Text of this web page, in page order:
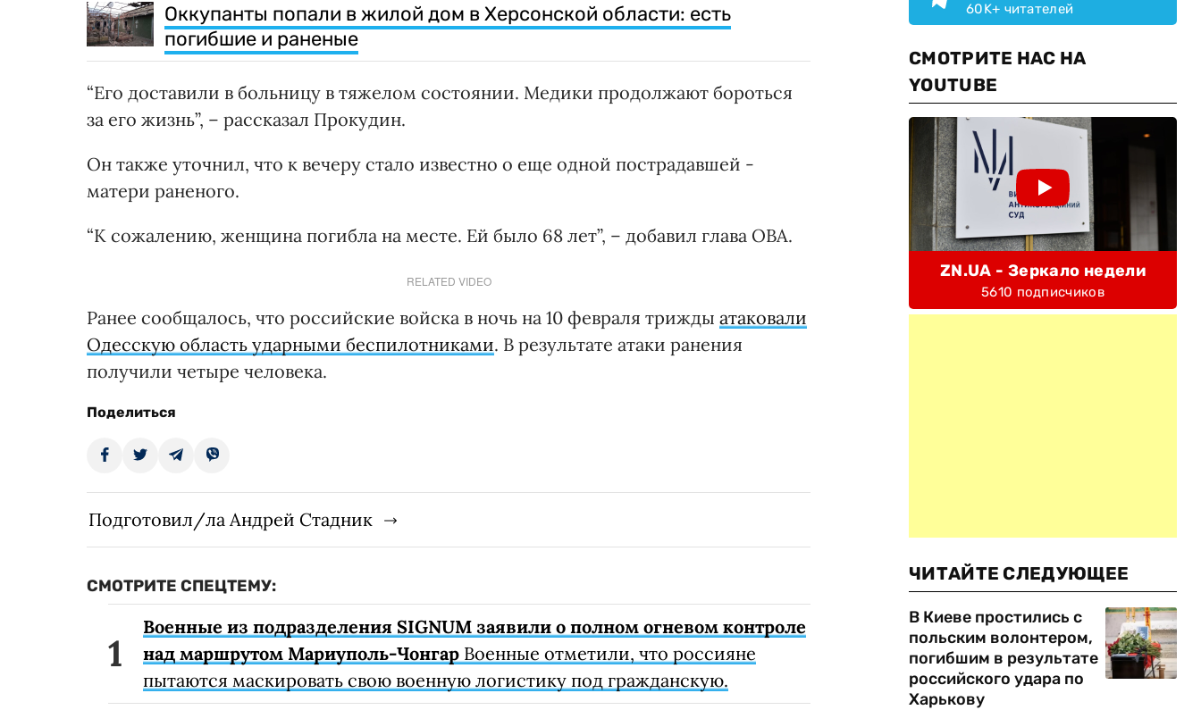
Оккупанты попали в жилой дом в Херсонской области: есть
погибшие и раненые
“Его доставили в больницу в тяжелом состоянии. Медики продолжают бороться
за его жизнь”, – рассказал Прокудин.
Он также уточнил, что к вечеру стало известно о еще одной пострадавшей -
матери раненого.
“К сожалению, женщина погибла на месте. Ей было 68 лет”, – добавил глава ОВА.
RELATED VIDEO
Ранее сообщалось, что российские войска в ночь на 10 февраля трижды атаковали
Одесскую область ударными беспилотниками. В результате атаки ранения
получили четыре человека.
Поделиться
Подготовил/ла Андрей Стадник
СМОТРИТЕ СПЕЦТЕМУ:
Военные из подразделения SIGNUM заявили о полном огневом контроле
над маршрутом Мариуполь-Чонгар Военные отметили, что россияне
пытаются маскировать свою военную логистику под гражданскую.
60K+ читателей
СМОТРИТЕ НАС НА
YOUTUBE
ZN.UA - Зеркало недели
5610 подписчиков
ЧИТАЙТЕ СЛЕДУЮЩЕЕ
В Киеве простились с
польским волонтером,
погибшим в результате
российского удара по
Харькову